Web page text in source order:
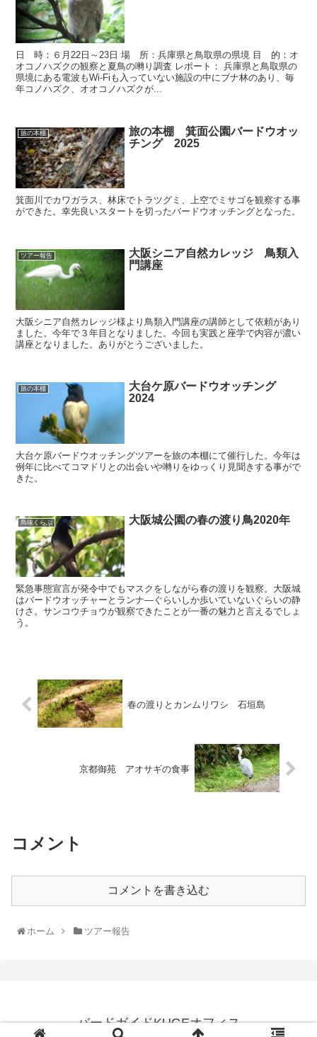
日 時：６月22日～23日 場 所：兵庫県と鳥取県の県境 目 的：オ
オコノハズクの観察と夏鳥の囀り調査 レポート： 兵庫県と鳥取県の
県境にある電波もWi-Fiも入っていない施設の中にブナ林のあり、毎
年コノハズク、オオコノハズクが...
旅の本棚
旅の本棚 箕面公園バードウオッ
チング 2025
箕面川でカワガラス、林床でトラツグミ、上空でミサゴを観察する事
ができた。幸先良いスタートを切ったバードウオッチングとなった。
ツアー報告
大阪シニア自然カレッジ 鳥類入
門講座
大阪シニア自然カレッジ様より鳥類入門講座の講師として依頼があり
ました。今年で３年目となりました。今回も実践と座学で内容が濃い
講座となりました。ありがとうございました。
旅の本棚
大台ケ原バードウオッチング
2024
大台ケ原バードウオッチングツアーを旅の本棚にて催行した。今年は
例年に比べてコマドリとの出会いや囀りをゆっくり見聞きする事がで
きた。
鳥味くらぶ 大阪城公園の春の渡り鳥2020年
緊急事態宣言が発令中でもマスクをしながら春の渡りを観察。大阪城
はバードウオッチャーとランナ―ぐらいしか歩いていないぐらいの静
けさ。サンコウチョウが観察できたことが一番の魅力と言えるでしょ
う。
春の渡りとカンムリワシ 石垣島
京都御苑 アオサギの食事
コメント
コメントを書き込む
ホーム ツアー報告
バードガイドKUGEオフィス